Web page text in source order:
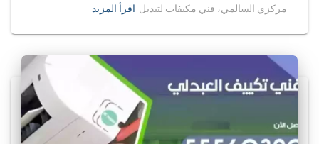
مركزي السالمي، فني مكيفات لتبديل اقرأ المزيد